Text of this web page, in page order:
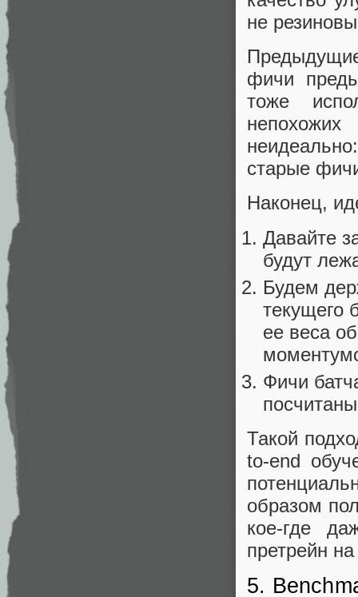
не
фичи
тоже
старые
Наконец,
Давайте
будут
Будем
текущего
ее веса
Фичи
Такой
to-end
образом
кое-где
претрейн
5.